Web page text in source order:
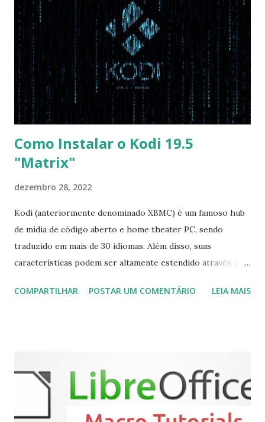
Disabled OS Mode Selection -> UEFI and CSM OS (Essa
opção garante boot com Win e Linux) Boot > Boot Priority
Order USB HDD: SATA CD: SATA HDD: Essa ordem de boot
vai garantir que ele tente primeiro o boot pela USB, depois
pelo CD e por último no HD. Apenas as opções acima são
as necessá...
Como Instalar o Kodi 19.5
"Matrix"
dezembro 28, 2022
Kodi (anteriormente denominado XBMC) é um famoso hub
de mídia de código aberto e home theater PC, sendo
traduzido em mais de 30 idiomas. Além disso, suas
características podem ser altamente estendido através de
(personal video recorder). A versão final do Kodi 19.5
sudo apt-get install kodi Use o comando a seguir para
instalar codecs de áudio e outros complementos,
executando: $ sudo apt-get install --install-suggests
COMPARTILHAR POSTAR UM COMENTÁRIO LEIA MAIS